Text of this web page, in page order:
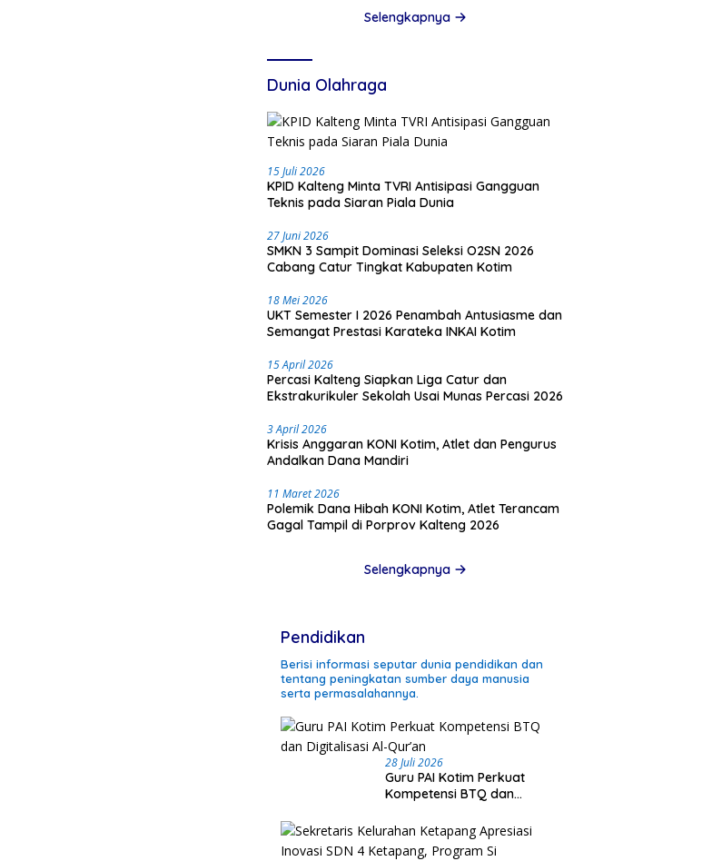
Selengkapnya
Dunia Olahraga
15 Juli 2026
KPID Kalteng Minta TVRI Antisipasi Gangguan
Teknis pada Siaran Piala Dunia
27 Juni 2026
SMKN 3 Sampit Dominasi Seleksi O2SN 2026
Cabang Catur Tingkat Kabupaten Kotim
18 Mei 2026
UKT Semester I 2026 Penambah Antusiasme dan
Semangat Prestasi Karateka INKAI Kotim
15 April 2026
Percasi Kalteng Siapkan Liga Catur dan
Ekstrakurikuler Sekolah Usai Munas Percasi 2026
3 April 2026
Krisis Anggaran KONI Kotim, Atlet dan Pengurus
Andalkan Dana Mandiri
11 Maret 2026
Polemik Dana Hibah KONI Kotim, Atlet Terancam
Gagal Tampil di Porprov Kalteng 2026
Selengkapnya
Pendidikan
Berisi informasi seputar dunia pendidikan dan
tentang peningkatan sumber daya manusia
serta permasalahannya.
28 Juli 2026
Guru PAI Kotim Perkuat
Kompetensi BTQ dan